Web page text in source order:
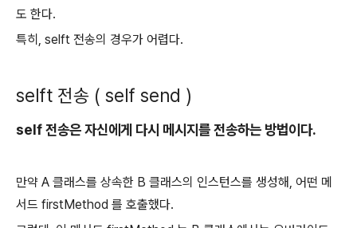
도 한다.
특히, selft 전송의 경우가 어렵다.
selft 전송 ( self send )
self 전송은 자신에게 다시 메시지를 전송하는 방법이다.
만약 A 클래스를 상속한 B 클래스의 인스턴스를 생성해, 어떤 메
서드 firstMethod 를 호출했다.